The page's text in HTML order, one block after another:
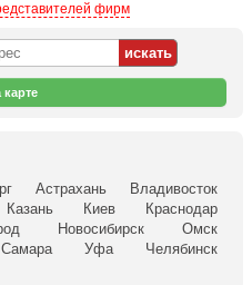
фирм
карте
Астрахань
Владивосток
Казань Киев
Краснодар
Новосибирск
Омск
Самара Уфа
Челябинск